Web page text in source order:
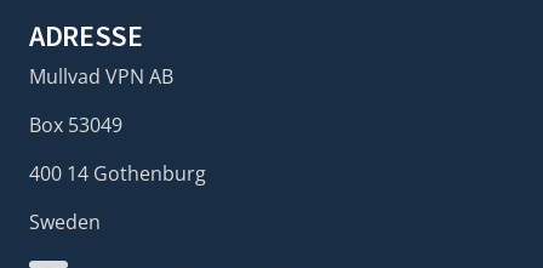
ADRESSE
Mullvad VPN AB
Box 53049
400 14 Gothenburg
Sweden